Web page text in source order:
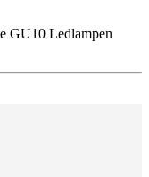
GU10 Ledlampen